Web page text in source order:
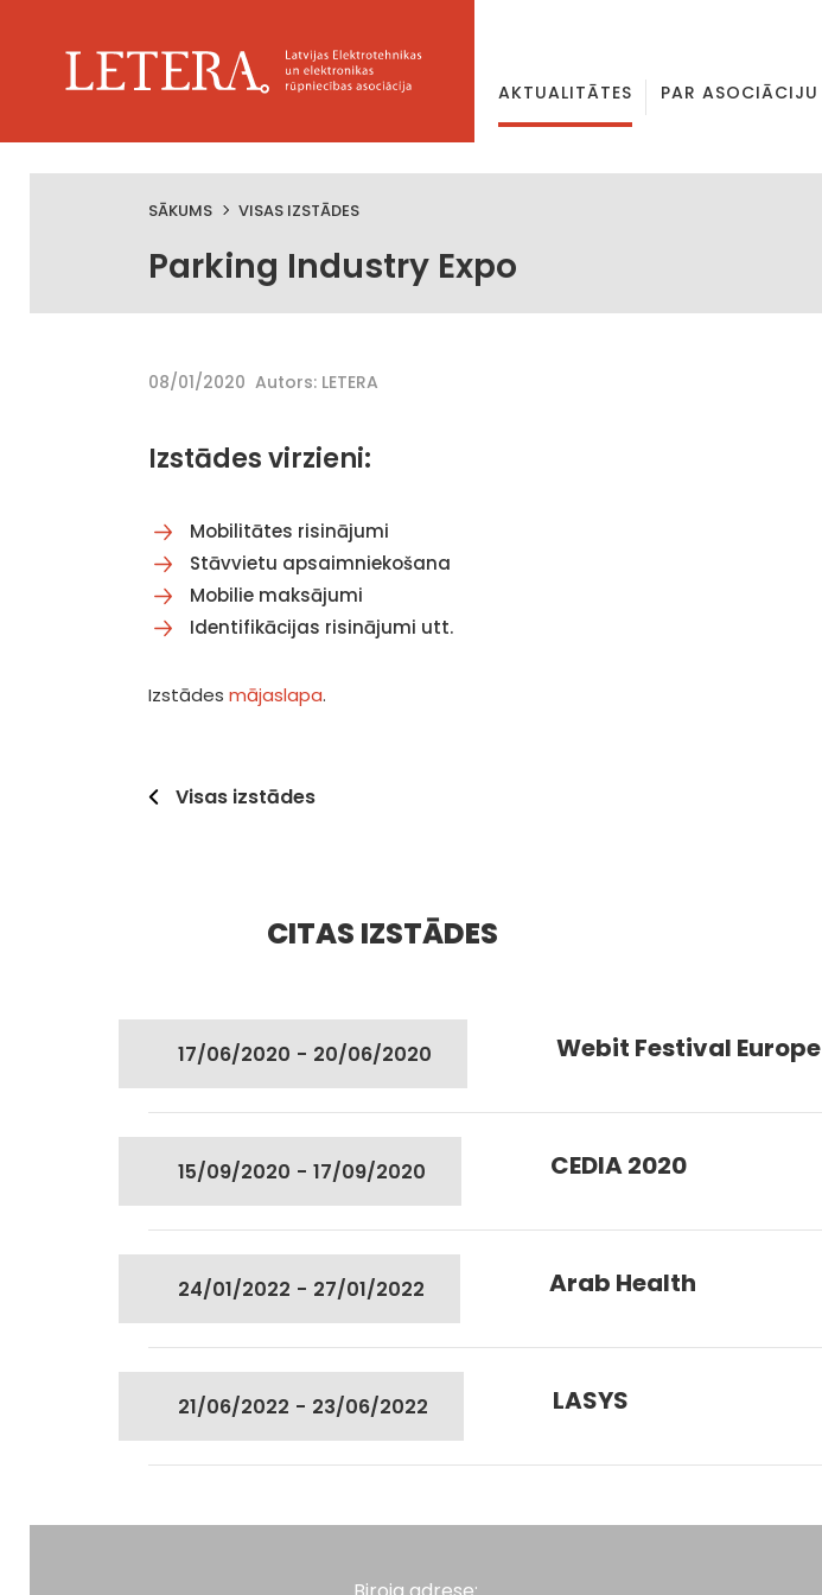
AKTUALITĀTES PAR ASOCIĀCIJU
SĀKUMS VISAS IZSTĀDES
Parking Industry Expo
08/01/2020 Autors: LETERA
Izstādes virzieni:
Mobilitātes risinājumi
Stāvvietu apsaimniekošana
Mobilie maksājumi
Identifikācijas risinājumi utt.
Izstādes mājaslapa.
Visas izstādes
CITAS IZSTĀDES
17/06/2020 - 20/06/2020 Webit Festival Europe
15/09/2020 - 17/09/2020 CEDIA 2020
24/01/2022 - 27/01/2022 Arab Health
21/06/2022 - 23/06/2022 LASYS